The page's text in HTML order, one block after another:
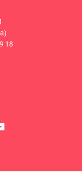
18